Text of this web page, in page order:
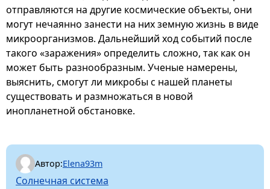
отправляются на другие космические объекты, они
могут нечаянно занести на них земную жизнь в виде
микроорганизмов. Дальнейший ход событий после
такого «заражения» определить сложно, так как он
может быть разнообразным. Ученые намерены,
выяснить, смогут ли микробы с нашей планеты
существовать и размножаться в новой
инопланетной обстановке.
Автор:Elena93m
Солнечная система